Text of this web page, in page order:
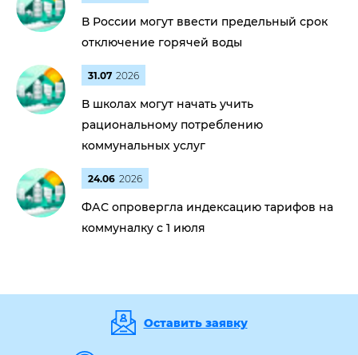
В России могут ввести предельный срок
отключение горячей воды
31.07 2026
В школах могут начать учить
рациональному потреблению
коммунальных услуг
24.06 2026
ФАС опровергла индексацию тарифов на
коммуналку с 1 июля
Оставить заявку